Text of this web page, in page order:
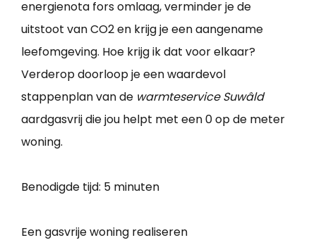
energienota fors omlaag, verminder je de
uitstoot van CO2 en krijg je een aangename
leefomgeving. Hoe krijg ik dat voor elkaar?
Verderop doorloop je een waardevol
stappenplan van de warmteservice Suwâld
aardgasvrij die jou helpt met een 0 op de meter
woning.
Benodigde tijd: 5 minuten
Een gasvrije woning realiseren